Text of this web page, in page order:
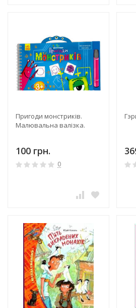
Пригоди монстриків.
Малювальна валізка.
100 грн.
0